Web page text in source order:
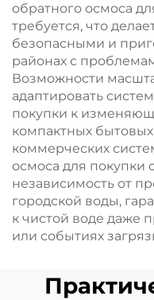
обратного осмоса
требуется, что
безопасными и
районах с
Возможности
адаптировать
покупки к
компактных
коммерческих
осмоса для покупки
независимость от
городской воды,
к чистой воде даже
или событиях